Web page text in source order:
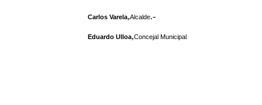
Carlos Varela,Alcalde.-
Eduardo Ulloa,Concejal Municipal